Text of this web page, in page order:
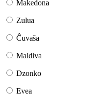
Makedona
Zulua
Ĉuvaŝa
Maldiva
Dzonko
Evea